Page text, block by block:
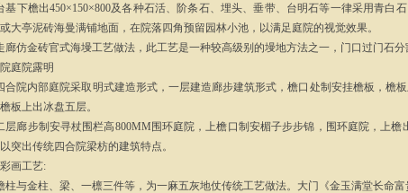
基下檐出450×150×800及各种石活、阶条石、埋头、垂带、台明石等一律采用青白
大亭泥砖海曼满铺地面，在院落四角预留园林小池，以满足庭院的视觉效果。
廊仿金砖官式海墁工艺做法，此工艺是一种较高级别的墁地方法之一，门口过门石分
庭院露明
合院内部庭院采取明式建造形式，一层建造廊步建筑形式，檐口处制安挂檐板，檐
板上出冰盘五层。
层廊步制安寻杖围栏高800MM围环庭院，上檐口制安楣子步步锦，围环庭院，上
突出传统四合院梁枋的建筑特点。
画工艺:
柱与金柱、梁、一檩三件等，为一麻五灰地仗传统工艺做法。大门《金玉满堂长命